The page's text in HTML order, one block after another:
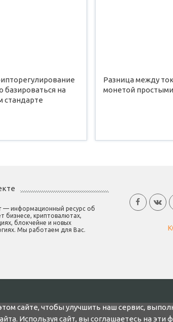
базироваться на
стандарте
Разница между
монетой
— информационный ресурс об
бизнесе, криптовалютах,
блокчейне и новых
Мы работаем для Вас.
сайте, чтобы улучшить наш сервис,
Используя сайт, вы соглашаетесь на эти